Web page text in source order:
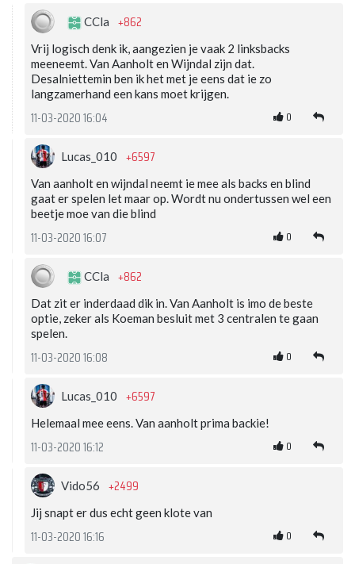
CCla +862
Vrij logisch denk ik, aangezien je vaak 2 linksbacks
meeneemt. Van Aanholt en Wijndal zijn dat.
Desalniettemin ben ik het met je eens dat ie zo
langzamerhand een kans moet krijgen.
11-03-2020 16:04 0
Lucas_010 +6597
Van aanholt en wijndal neemt ie mee als backs en blind
gaat er spelen let maar op. Wordt nu ondertussen wel een
beetje moe van die blind
11-03-2020 16:07 0
CCla +862
Dat zit er inderdaad dik in. Van Aanholt is imo de beste
optie, zeker als Koeman besluit met 3 centralen te gaan
spelen.
11-03-2020 16:08 0
Lucas_010 +6597
Helemaal mee eens. Van aanholt prima backie!
11-03-2020 16:12 0
Vido56 +2499
Jij snapt er dus echt geen klote van
11-03-2020 16:16 0